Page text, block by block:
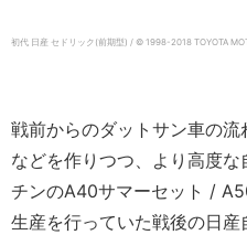
初代 日産 セドリック(前期型) / © 1998-2018 TOYOTA
戦前からのダットサン車の
などを作りつつ、より高度
チンのA40サマーセット /
生産を行っていた戦後の日産